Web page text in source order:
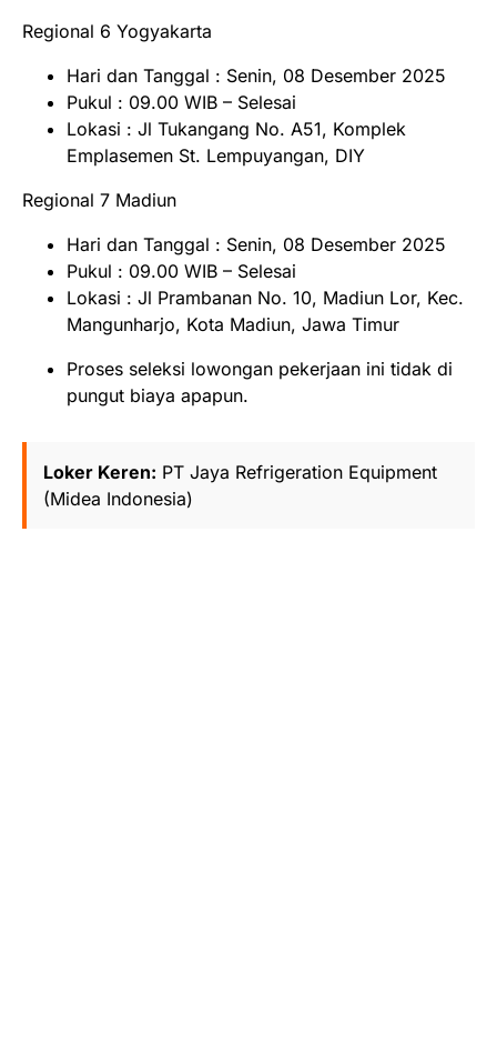
Regional 6 Yogyakarta
Hari dan Tanggal : Senin, 08 Desember 2025
Pukul : 09.00 WIB – Selesai
Lokasi : Jl Tukangang No. A51, Komplek
Emplasemen St. Lempuyangan, DIY
Regional 7 Madiun
Hari dan Tanggal : Senin, 08 Desember 2025
Pukul : 09.00 WIB – Selesai
Lokasi : Jl Prambanan No. 10, Madiun Lor, Kec.
Mangunharjo, Kota Madiun, Jawa Timur
Proses seleksi lowongan pekerjaan ini tidak di
pungut biaya apapun.
Loker Keren: PT Jaya Refrigeration Equipment
(Midea Indonesia)